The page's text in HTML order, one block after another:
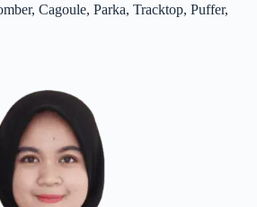
Cagoule, Parka, Tracktop, Puffer,